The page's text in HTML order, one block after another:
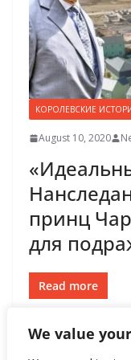
We value
КОРОЛЕВСКИЕ
August 10, 2020
принц
для
Read more